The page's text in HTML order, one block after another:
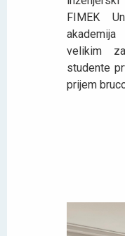
FIMEK
velikim
studente
prijem